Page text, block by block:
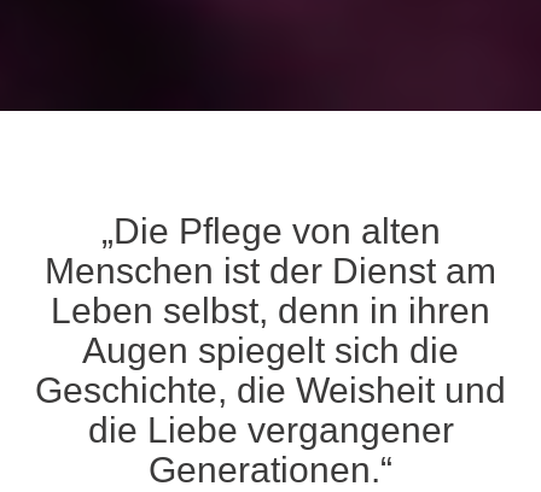
„Die Pflege von alten
Menschen ist der Dienst am
Leben selbst, denn in ihren
Augen spiegelt sich die
Geschichte, die Weisheit und
die Liebe vergangener
Generationen.“